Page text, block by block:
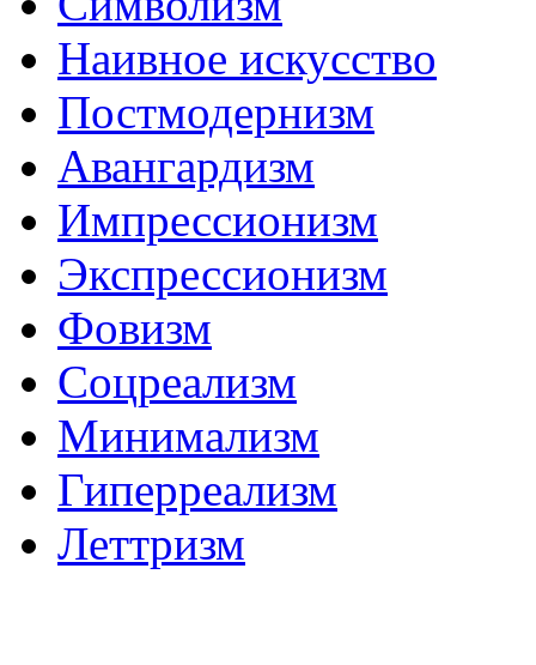
Наивное искусство
Постмодернизм
Авангардизм
Импрессионизм
Экспрессионизм
Фовизм
Соцреализм
Минимализм
Гиперреализм
Леттризм